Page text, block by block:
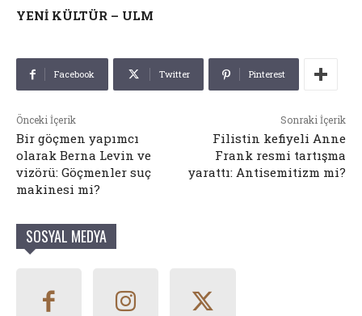
YENİ KÜLTÜR – ULM
Facebook Twitter Pinterest
Önceki İçerik
Bir göçmen yapımcı
olarak Berna Levin ve
vizörü: Göçmenler suç
makinesi mi?
Sonraki İçerik
Filistin kefiyeli Anne
Frank resmi tartışma
yarattı: Antisemitizm mi?
SOSYAL MEDYA